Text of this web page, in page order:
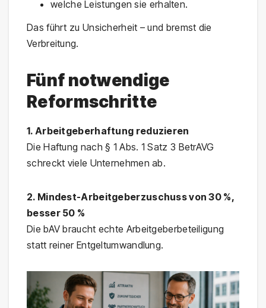
welche Leistungen sie erhalten.
Das führt zu Unsicherheit – und bremst die
Verbreitung.
Fünf notwendige
Reformschritte
1. Arbeitgeberhaftung reduzieren
Die Haftung nach § 1 Abs. 1 Satz 3 BetrAVG
schreckt viele Unternehmen ab.
2. Mindest-Arbeitgeberzuschuss von 30 %,
besser 50 %
Die bAV braucht echte Arbeitgeberbeteiligung
statt reiner Entgeltumwandlung.